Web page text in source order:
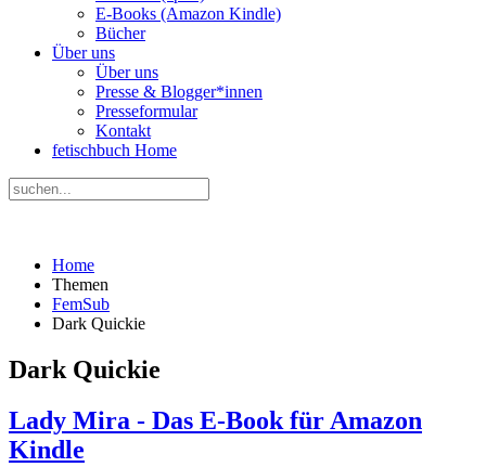
E-Books (Amazon Kindle)
Bücher
Über uns
Über uns
Presse & Blogger*innen
Presseformular
Kontakt
fetischbuch Home
Home
Themen
FemSub
Dark Quickie
Dark Quickie
Lady Mira - Das E-Book für Amazon
Kindle